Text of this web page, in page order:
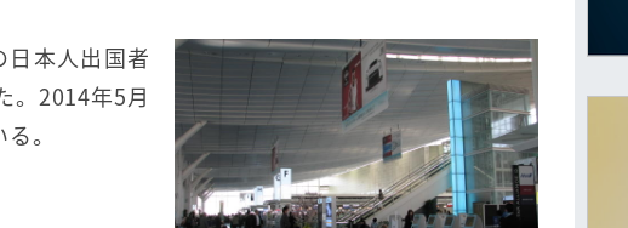
本人出国者
。2014年5月
。